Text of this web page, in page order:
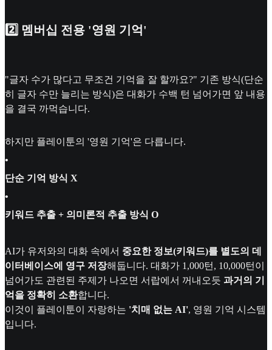
2️⃣ 멤버십 전용 '영원 기억'
"글자 수가 많다고 무조건 기억을 잘 할까요?" 기존 방식(단순
히 글자 수만 늘리는 방식)은 대화가 수백 턴 넘어가면 앞 내용
을 결국 까먹습니다.
하지만 플레이툰의 '영원 기억'은 다릅니다.
•
단순 기억 방식 X
•
키워드 추출 + 의미론적 추출 방식 O
AI가 유저와의 대화 속에서 중요한 정보(키워드)를 별도의 데
이터베이스에 영구 저장해둡니다. 대화가 1,000턴, 10,000턴이
넘어가도 관련된 주제가 나오면 서랍에서 꺼내오듯 과거의 기
억을 정확히 소환합니다.
이것이 플레이툰이 자랑하는 '치매 없는 AI', 영원 기억 시스템
입니다.